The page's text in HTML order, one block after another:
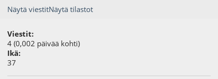
Näytä viestitNäytä tilastot
Viestit:
4 (0,002 päivää kohti)
Ikä:
37